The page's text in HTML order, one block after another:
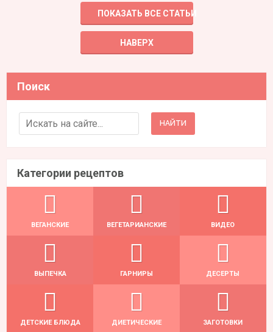
ПОКАЗАТЬ ВСЕ СТАТЬИ
НАВЕРХ
Поиск
Search for:
Категории рецептов
ВЕГАНСКИЕ ВЕГЕТАРИАНСКИЕ ВИДЕО
ВЫПЕЧКА ГАРНИРЫ ДЕСЕРТЫ
ДЕТСКИЕ БЛЮДА ДИЕТИЧЕСКИЕ ЗАГОТОВКИ